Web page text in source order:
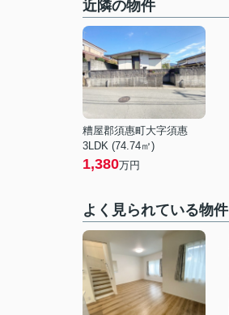
近隣の物件
糟屋郡須惠町大字須惠
3LDK (74.74㎡)
1,380万円
よく見られている物件